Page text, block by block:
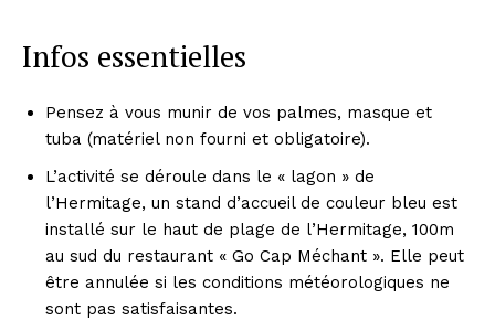
Infos essentielles
Pensez à vous munir de vos palmes, masque et
tuba (matériel non fourni et obligatoire).
L’activité se déroule dans le « lagon » de
l’Hermitage, un stand d’accueil de couleur bleu est
installé sur le haut de plage de l’Hermitage, 100m
au sud du restaurant « Go Cap Méchant ». Elle peut
être annulée si les conditions météorologiques ne
sont pas satisfaisantes.